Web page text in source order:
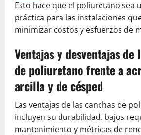
Esto hace que el poliuretano sea
práctica para las instalaciones
minimizar costos y esfuerzos de
Ventajas y desventajas de
de poliuretano frente a
arcilla y de césped
Las ventajas de las canchas de
incluyen su durabilidad, bajos
mantenimiento y métricas de